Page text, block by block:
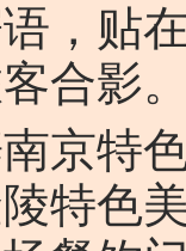
，贴
合影
特色
特色